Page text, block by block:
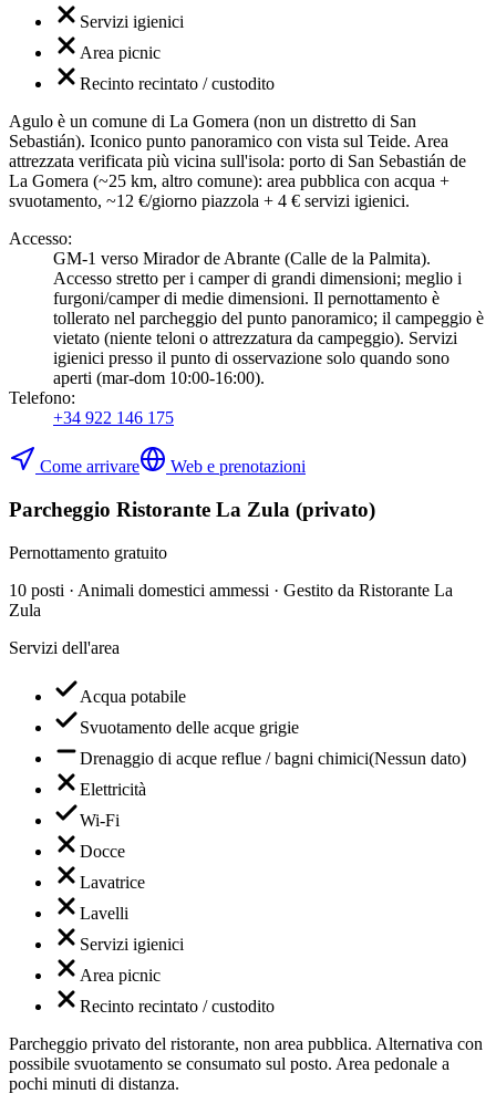
Servizi igienici
Area picnic
Recinto recintato / custodito
Agulo è un comune di La Gomera (non un distretto di San
Sebastián). Iconico punto panoramico con vista sul Teide. Area
attrezzata verificata più vicina sull'isola: porto di San Sebastián de
La Gomera (~25 km, altro comune): area pubblica con acqua +
svuotamento, ~12 €/giorno piazzola + 4 € servizi igienici.
Accesso:
GM-1 verso Mirador de Abrante (Calle de la Palmita).
Accesso stretto per i camper di grandi dimensioni; meglio i
furgoni/camper di medie dimensioni. Il pernottamento è
tollerato nel parcheggio del punto panoramico; il campeggio è
vietato (niente teloni o attrezzatura da campeggio). Servizi
igienici presso il punto di osservazione solo quando sono
aperti (mar-dom 10:00-16:00).
Telefono:
+34 922 146 175
Come arrivare Web e prenotazioni
Parcheggio Ristorante La Zula (privato)
Pernottamento gratuito
10 posti · Animali domestici ammessi · Gestito da Ristorante La
Zula
Servizi dell'area
Acqua potabile
Svuotamento delle acque grigie
Drenaggio di acque reflue / bagni chimici(Nessun dato)
Elettricità
Wi-Fi
Docce
Lavatrice
Lavelli
Servizi igienici
Area picnic
Recinto recintato / custodito
Parcheggio privato del ristorante, non area pubblica. Alternativa con
possibile svuotamento se consumato sul posto. Area pedonale a
pochi minuti di distanza.